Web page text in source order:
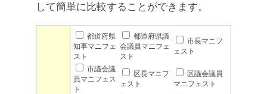
して簡単に比較することができます。
都道府県
知事マニフェ
スト
都道府県議
会議員マニフェ
スト
市長マニフ
ェスト
市議会議
員マニフェス
ト
区長マニフ
ェスト
区議会議員
マニフェスト